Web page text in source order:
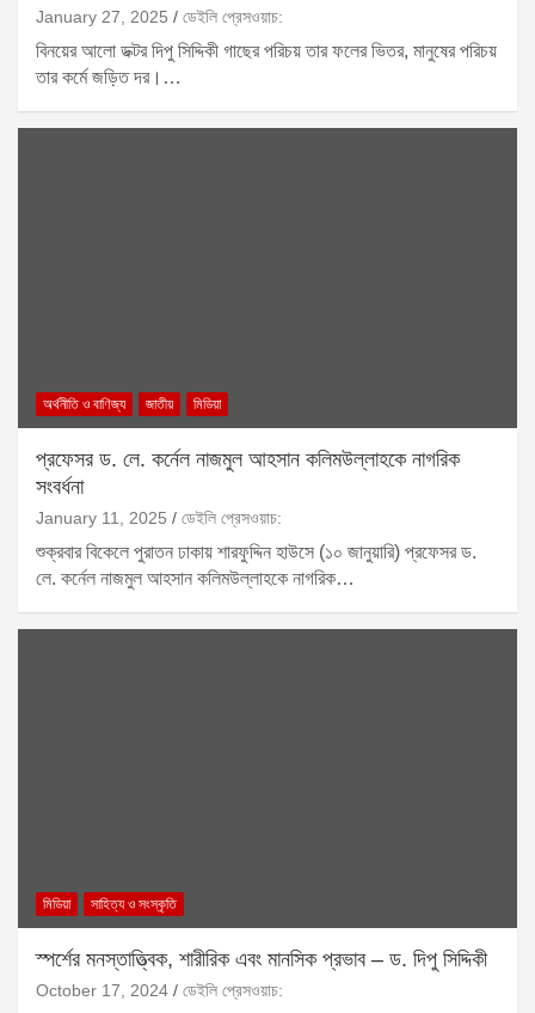
January 27, 2025 ডেইলি প্রেসওয়াচ:
বিনয়ের আলো ডক্টর দিপু সিদ্দিকী গাছের পরিচয় তার ফলের ভিতর, মানুষের পরিচয়
তার কর্মে জড়িত দর।…
অর্থনীতি ও বাণিজ্য জাতীয় মিডিয়া
প্রফেসর ড. লে. কর্নেল নাজমুল আহসান কলিমউল্লাহকে নাগরিক
সংবর্ধনা
January 11, 2025 ডেইলি প্রেসওয়াচ:
শুক্রবার বিকেলে পুরাতন ঢাকায় শারফুদ্দিন হাউসে (১০ জানুয়ারি) প্রফেসর ড.
লে. কর্নেল নাজমুল আহসান কলিমউল্লাহকে নাগরিক…
মিডিয়া সাহিত্য ও সংস্কৃতি
স্পর্শের মনস্তাত্ত্বিক, শারীরিক এবং মানসিক প্রভাব – ড. দিপু সিদ্দিকী
October 17, 2024 ডেইলি প্রেসওয়াচ: